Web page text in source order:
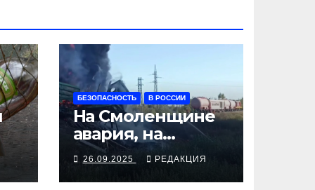
БЕЗОПАСНОСТЬ В РОССИИ
На Смоленщине
авария, на
Псковщине
взрыв
26.09.2025 РЕДАКЦИЯ